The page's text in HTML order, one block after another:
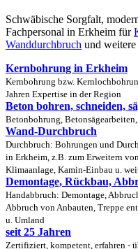
Schwäbische Sorgfalt,
Fachpersonal in Erkheim für
Wanddurchbruch und weitere
Kernbohrung in Erkheim
Kernbohrung bzw.
Jahren Expertise in der Region
Beton bohren, schneiden,
Betonbohrung,
Wand-Durchbruch
Durchbruch: Bohrungen und
in Erkheim, z.B. zum Erweitern
Klimaanlage, Kamin-Einbau u.
Demontage, Rückbau,
Handabbruch: Demontage,
Abbruch von Anbauten, Treppe
u. Umland
seit 25 Jahren
Zertifiziert, kompetent, erfahren -